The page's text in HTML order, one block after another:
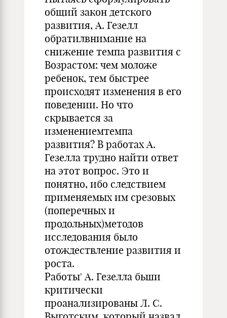
общий закон детского
развития, А. Гезелл
обратилвнимание на
снижение темпа развития с
Возрастом: чем моложе
ребенок, тем быстрее
происходят изменения в его
поведении. Но что
скрывается за
изменениемтемпа
развития? В работах А.
Гезелла трудно найти ответ
на этот вопрос. Это и
понятно, ибо следствием
применяемых им срезовых
(поперечных и
продольных)методов
исследования было
отождествление развития и
роста.
Работы' А. Гезелла бьши
критически
проанализированы Л. С.